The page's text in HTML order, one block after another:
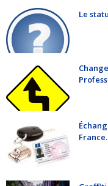
Le
France.